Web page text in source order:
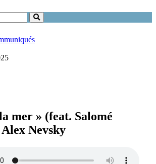
mer » (feat. Salomé
Nevsky